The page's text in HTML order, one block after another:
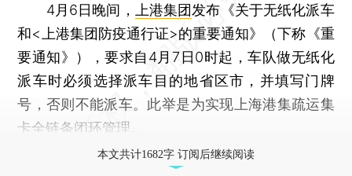
4月6日晚间， 上港集团发布《关于无纸化派车
和<上港集团防疫通行证>的重要通知》（下称《重
要通知》），要求自4月7日0时起，车队做无纸化
派车时必须选择派车目的地省区市，并填写门牌
号，否则不能派车。此举是为实现上海港集疏运集
卡全链条闭环管理。
本文共计1682字 订阅后继续阅读